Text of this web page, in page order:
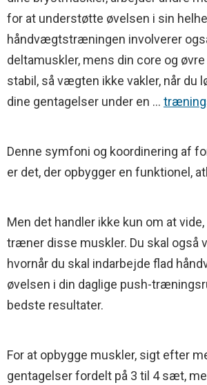
for at understøtte øvelsen i sin
håndvægtstræningen involverer
deltamuskler, mens din core og
stabil, så vægten ikke vakler, når du
dine gentagelser under en ...
Denne symfoni og koordinering af
er det, der opbygger en funktionel,
Men det handler ikke kun om at
træner disse muskler. Du skal også
hvornår du skal indarbejde flad
øvelsen i din daglige push-
bedste resultater.
For at opbygge muskler, sigt efter
gentagelser fordelt på 3 til 4 sæt,